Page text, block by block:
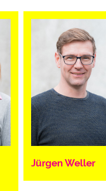
Jürgen Weller